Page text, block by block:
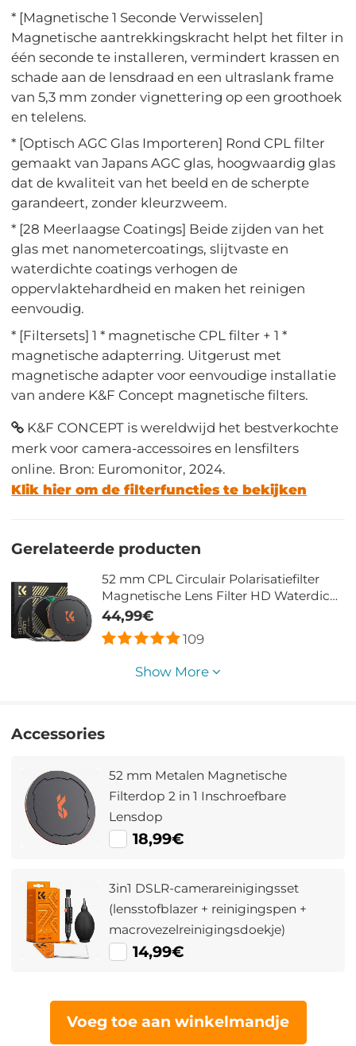
* [Magnetische 1 Seconde Verwisselen]
Magnetische aantrekkingskracht helpt het filter in
één seconde te installeren, vermindert krassen en
schade aan de lensdraad en een ultraslank frame
van 5,3 mm zonder vignettering op een groothoek
en telelens.
* [Optisch AGC Glas Importeren] Rond CPL filter
gemaakt van Japans AGC glas, hoogwaardig glas
dat de kwaliteit van het beeld en de scherpte
garandeert, zonder kleurzweem.
* [28 Meerlaagse Coatings] Beide zijden van het
glas met nanometercoatings, slijtvaste en
waterdichte coatings verhogen de
oppervlaktehardheid en maken het reinigen
eenvoudig.
* [Filtersets] 1 * magnetische CPL filter + 1 *
magnetische adapterring. Uitgerust met
magnetische adapter voor eenvoudige installatie
van andere K&F Concept magnetische filters.
K&F CONCEPT is wereldwijd het bestverkochte
merk voor camera-accessoires en lensfilters
online. Bron: Euromonitor, 2024.
Klik hier om de filterfuncties te bekijken
Gerelateerde producten
52 mm CPL Circulair Polarisatiefilter
Magnetische Lens Filter HD Waterdicht
Anti Kras Antireflecterend Nano Xcel
Serie
44,99€
109
Show More
Accessories
52 mm Metalen Magnetische
Filterdop 2 in 1 Inschroefbare
Lensdop
18,99€
3in1 DSLR-camerareinigingsset
(lensstofblazer + reinigingspen +
macrovezelreinigingsdoekje)
14,99€
Voeg toe aan winkelmandje